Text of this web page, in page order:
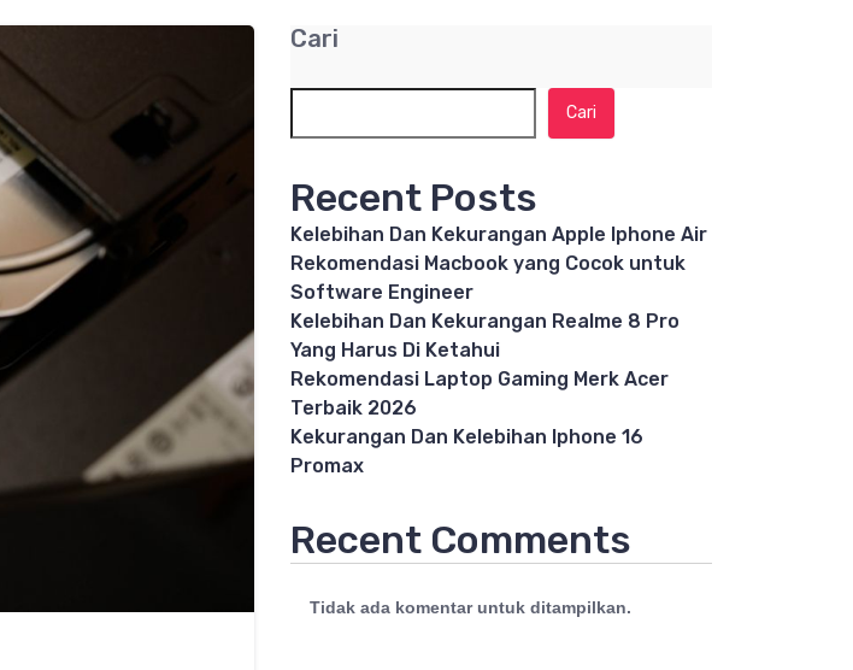
Cari
Cari
Recent Posts
Kelebihan Dan Kekurangan Apple Iphone Air
Rekomendasi Macbook yang Cocok untuk
Software Engineer
Kelebihan Dan Kekurangan Realme 8 Pro
Yang Harus Di Ketahui
Rekomendasi Laptop Gaming Merk Acer
Terbaik 2026
Kekurangan Dan Kelebihan Iphone 16
Promax
Recent Comments
Tidak ada komentar untuk ditampilkan.